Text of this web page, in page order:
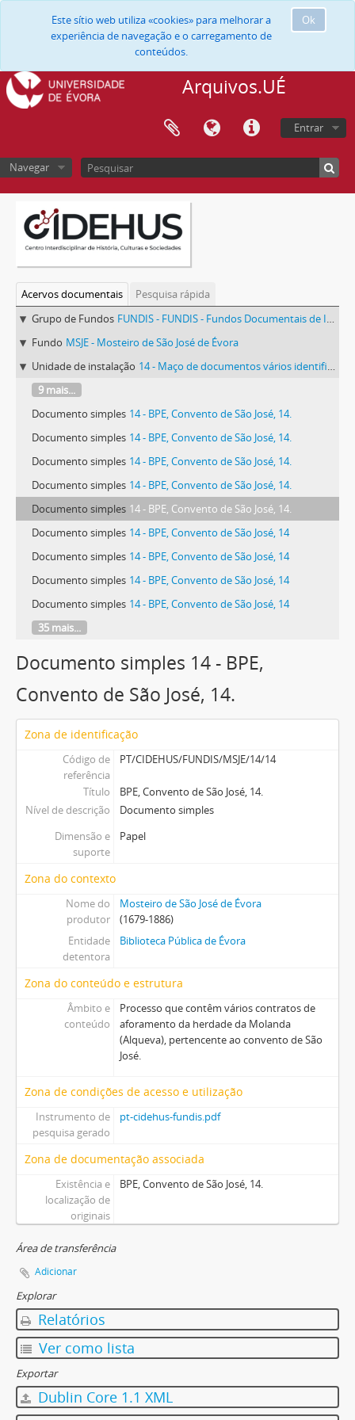
Ok
Este sítio web utiliza «cookies» para melhorar a
experiência de navegação e o carregamento de
conteúdos.
Arquivos.UÉ
Entrar
Navegar
Acervos documentais
Pesquisa rápida
Grupo de Fundos FUNDIS - FUNDIS - Fundos Documentais de Instituições do Sul
Fundo MSJE - Mosteiro de São José de Évora
Unidade de instalação 14 - Maço de documentos vários identificado com o número 14.
9 mais...
Documento simples 14 - BPE, Convento de São José, 14.
Documento simples 14 - BPE, Convento de São José, 14.
Documento simples 14 - BPE, Convento de São José, 14.
Documento simples 14 - BPE, Convento de São José, 14.
Documento simples 14 - BPE, Convento de São José, 14.
Documento simples 14 - BPE, Convento de São José, 14
Documento simples 14 - BPE, Convento de São José, 14
Documento simples 14 - BPE, Convento de São José, 14
Documento simples 14 - BPE, Convento de São José, 14
35 mais...
Documento simples 14 - BPE,
Convento de São José, 14.
Zona de identificação
Código de
referência
PT/CIDEHUS/FUNDIS/MSJE/14/14
Título
BPE, Convento de São José, 14.
Nível de descrição
Documento simples
Dimensão e
suporte
Papel
Zona do contexto
Nome do
produtor
Mosteiro de São José de Évora
(1679-1886)
Entidade
detentora
Biblioteca Pública de Évora
Zona do conteúdo e estrutura
Âmbito e
conteúdo
Processo que contêm vários contratos de
aforamento da herdade da Molanda
(Alqueva), pertencente ao convento de São
José.
Zona de condições de acesso e utilização
Instrumento de
pesquisa gerado
pt-cidehus-fundis.pdf
Zona de documentação associada
Existência e
localização de
originais
BPE, Convento de São José, 14.
Área de transferência
Adicionar
Explorar
Relatórios
Ver como lista
Exportar
Dublin Core 1.1 XML